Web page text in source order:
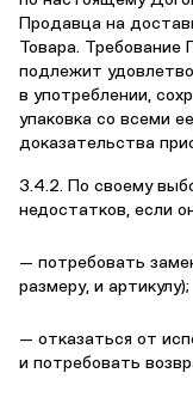
Продавца на
Товара. Требование
подлежит
в употреблении,
упаковка со всеми
доказательства
3.4.2. По своему
недостатков, если
— потребовать
размеру, и артикулу);
— отказаться от
и потребовать